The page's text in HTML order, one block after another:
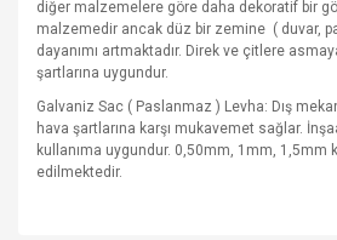
diğer malzemelere göre daha dekoratif bir
malzemedir ancak düz bir zemine ( duvar,
dayanımı artmaktadır. Direk ve çitlere
şartlarına uygundur.
Galvaniz Sac ( Paslanmaz ) Levha: Dış
hava şartlarına karşı mukavemet sağlar.
kullanıma uygundur. 0,50mm, 1mm, 1,5mm
edilmektedir.